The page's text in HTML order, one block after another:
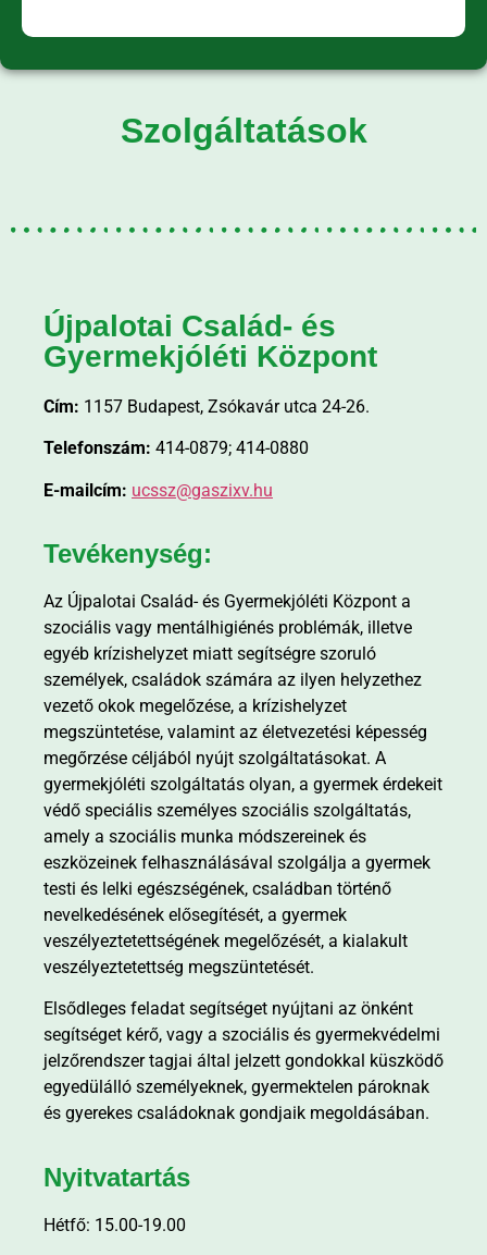
Szolgáltatások
Újpalotai Család- és
Gyermekjóléti Központ
Cím: 1157 Budapest, Zsókavár utca 24-26.
Telefonszám: 414-0879; 414-0880
E-mailcím: ucssz@gaszixv.hu
Tevékenység:
Az Újpalotai Család- és Gyermekjóléti Központ a
szociális vagy mentálhigiénés problémák, illetve
egyéb krízishelyzet miatt segítségre szoruló
személyek, családok számára az ilyen helyzethez
vezető okok megelőzése, a krízishelyzet
megszüntetése, valamint az életvezetési képesség
megőrzése céljából nyújt szolgáltatásokat. A
gyermekjóléti szolgáltatás olyan, a gyermek érdekeit
védő speciális személyes szociális szolgáltatás,
amely a szociális munka módszereinek és
eszközeinek felhasználásával szolgálja a gyermek
testi és lelki egészségének, családban történő
nevelkedésének elősegítését, a gyermek
veszélyeztetettségének megelőzését, a kialakult
veszélyeztetettség megszüntetését.
Elsődleges feladat segítséget nyújtani az önként
segítséget kérő, vagy a szociális és gyermekvédelmi
jelzőrendszer tagjai által jelzett gondokkal küszködő
egyedülálló személyeknek, gyermektelen pároknak
és gyerekes családoknak gondjaik megoldásában.
Nyitvatartás
Hétfő: 15.00-19.00